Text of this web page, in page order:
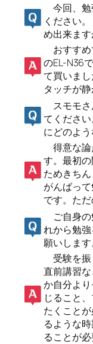
今回、勉
ください
め出来ます
おすすめ
のEL-N36
て買いま
タッチが静
スモモさ
てくださ
にどのよ
得意な論
す。最初
ためきちん
がんばっ
です。ただ
ご自身の
れから勉
願いします
受験を振
直前講習
か自分よ
じること
たくこと
るような
ることが必